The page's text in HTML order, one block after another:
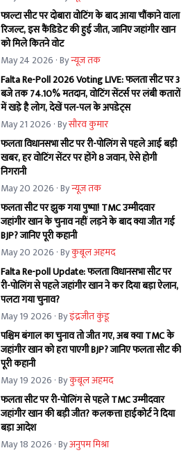
फाल्टा सीट पर दोबारा वोटिंग के बाद आया चौंकाने वाला
रिजल्ट, इस कैंडिडेट की हुई जीत, जानिए जहांगीर खान
को मिले कितने वोट
May 24 2026 · Byन्यूज तक
Falta Re-Poll 2026 Voting LIVE: फलता सीट पर 3
बजे तक 74.10% मतदान, वोटिंग सेंटर्स पर लंबी कतारों
में खड़े है लोग, देखें पल-पल के अपडेट्स
May 21 2026 · Byसौरव कुमार
फलता विधानसभा सीट पर री-पोलिंग से पहले आई बड़ी
खबर, हर वोटिंग सेंटर पर होंगे 8 जवान, ऐसे होगी
निगरानी
May 20 2026 · Byन्यूज तक
फलता सीट पर झुक गया पुष्पा! TMC उम्मीदवार
जहांगीर खान के चुनाव नहीं लड़ने के बाद क्या जीत गई
BJP? जानिए पूरी कहानी
May 20 2026 · Byकुबूल अहमद
Falta Re-poll Update: फलता विधानसभा सीट पर
री-पोलिंग से पहले जहांगीर खान ने कर दिया बड़ा ऐलान,
पलटा गया चुनाव?
May 19 2026 · Byइंद्रजीत कुंडू
पश्चिम बंगाल का चुनाव तो जीत गए, अब क्या TMC के
जहांगीर खान को हरा पाएगी BJP? जानिए फलता सीट की
पूरी कहानी
May 19 2026 · Byकुबूल अहमद
फलता सीट पर री-पोलिंग से पहले TMC उम्मीदवार
जहांगीर खान की बड़ी जीत? कलकत्ता हाईकोर्ट ने दिया
बड़ा आदेश
May 18 2026 · Byअनुपम मिश्रा